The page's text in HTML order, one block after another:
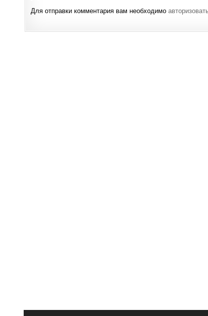
Для отправки комментария вам необходимо